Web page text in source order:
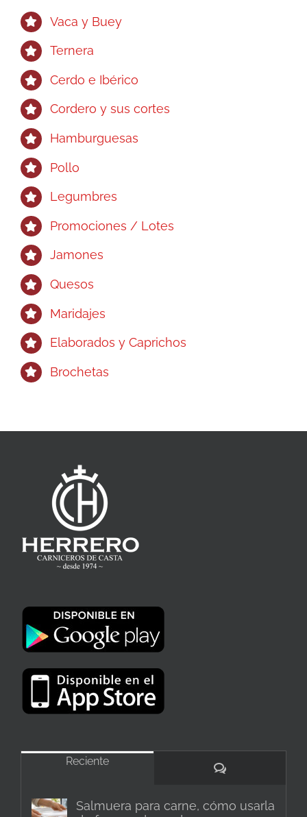
Vaca y Buey
Ternera
Cerdo e Ibérico
Cordero y sus cortes
Hamburguesas
Pollo
Legumbres
Promociones / Lotes
Jamones
Quesos
Maridajes
Elaborados y Caprichos
Brochetas
Reciente
Comentarios
Salmuera para carne, cómo usarla